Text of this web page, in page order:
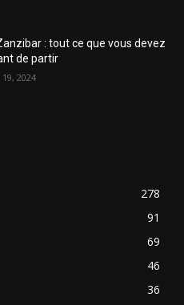
: tout ce que vous devez
de partir
2024
278
91
69
46
36